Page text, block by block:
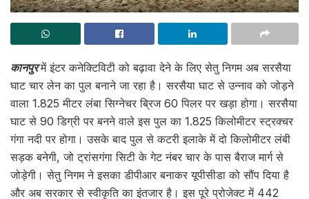
कानपुरमें इंटर कनेक्टिविटी को बढ़ावा देने के लिए सेतु निगम अब सरसैया
घाट चार लेन का पुल बनाने जा रहा है। सरसैया घाट से उन्नाव को जोड़ने
वाला 1.825 मीटर लंबा सिग्नेचर ब्रिज 60 पिलर पर खड़ा होगा। सरसैया
घाट से 90 डिग्री पर बनने वाले इस पुल का 1.825 किलोमीटर स्ट्रक्चर
गंगा नदी पर होगा। उसके बाद पुल से कटरी इलाके में दो किलोमीटर लंबी
सड़क बनेगी, जो ट्रांसगंगा सिटी के गेट नंबर चार के पास बैराज मार्ग से
जोड़ेगी। सेतु निगम ने इसका डीपीआर बनाकर यूपीसीडा को सौंप दिया है
और अब सरकार से स्वीकृति का इंतजार है। इस पूरे प्रोजेक्ट में 442